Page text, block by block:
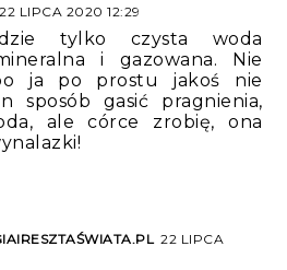
22 LIPCA 2020 12:29
tylko czysta woda
i gazowana. Nie
ja po prostu jakoś nie
sposób gasić pragnienia,
ale córce zrobię, ona
22 LIPCA